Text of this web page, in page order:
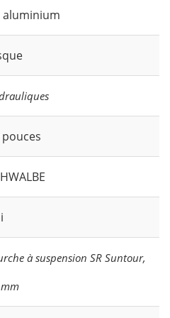
aluminium
à suspension SR Suntour,